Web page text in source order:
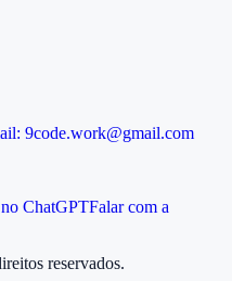
9code.work@gmail.com
ChatGPTFalar com a
reservados.